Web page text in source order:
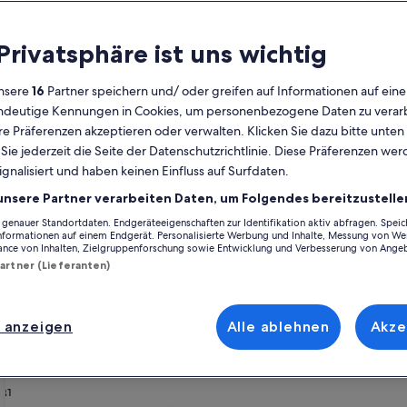
Derzeit
die
Monate
August
2026
und
September
angezeigt.
MoMontag
DiDienstag
MiMittwoch
DoDonnerstag
Fr Freitag
SaSamstag
SoSonntag
3 4 5 6 7 8 9
10 11 12
23
30
31
MoMontag
Di
7 8 9
21 22
28 29
vorschwebt, stöbere durch unsere Ferienunterkünfte und finde
oder deinem Vierbeiner, euch erwarten all die
und ein Trockner. Und auch wenn du nach Raucheroptionen
– Kloster Santa Ana
al Mar. Norte de Tenerife. WifiTraumhafte Villa Piedra Pura mit
ist uns wichtig
16 Partner speichern und/ oder greifen auf Informationen auf
Kennungen in Cookies, um personenbezogene Daten zu
Präferenzen akzeptieren oder verwalten. Klicken Sie dazu bitte
jederzeit die Seite der Datenschutzrichtlinie. Diese Präferenzen
und haben keinen Einfluss auf Surfdaten.
Partner verarbeiten Daten, um Folgendes
Standortdaten. Endgeräteeigenschaften zur Identifikation aktiv abfragen.
auf einem Endgerät. Personalisierte Werbung und Inhalte, Messung von
von Inhalten, Zielgruppenforschung sowie Entwicklung und Verbesserung von
(Lieferanten)
Alle ablehnen